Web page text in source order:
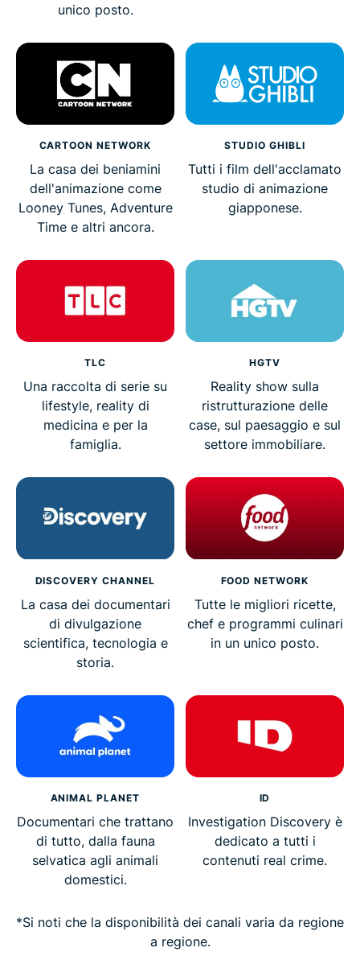
unico posto.
CARTOON NETWORK
La casa dei beniamini
dell'animazione come
Looney Tunes, Adventure
Time e altri ancora.
STUDIO GHIBLI
Tutti i film dell'acclamato
studio di animazione
giapponese.
TLC
Una raccolta di serie su
lifestyle, reality di
medicina e per la
famiglia.
HGTV
Reality show sulla
ristrutturazione delle
case, sul paesaggio e sul
settore immobiliare.
DISCOVERY CHANNEL
La casa dei documentari
di divulgazione
scientifica, tecnologia e
storia.
FOOD NETWORK
Tutte le migliori ricette,
chef e programmi culinari
in un unico posto.
ANIMAL PLANET
Documentari che trattano
di tutto, dalla fauna
selvatica agli animali
domestici.
ID
Investigation Discovery è
dedicato a tutti i
contenuti real crime.
*Si noti che la disponibilità dei canali varia da regione
a regione.